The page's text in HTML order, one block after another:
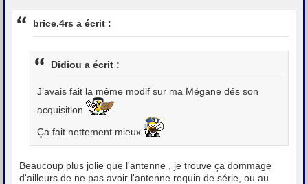
e
s
brice.4rs a écrit :
Didiou a écrit :
J’avais fait la même modif sur ma Mégane dés son
acquisition
Ça fait nettement mieux
Beaucoup plus jolie que l'antenne , je trouve ça dommage
d'ailleurs de ne pas avoir l'antenne requin de série, ou au